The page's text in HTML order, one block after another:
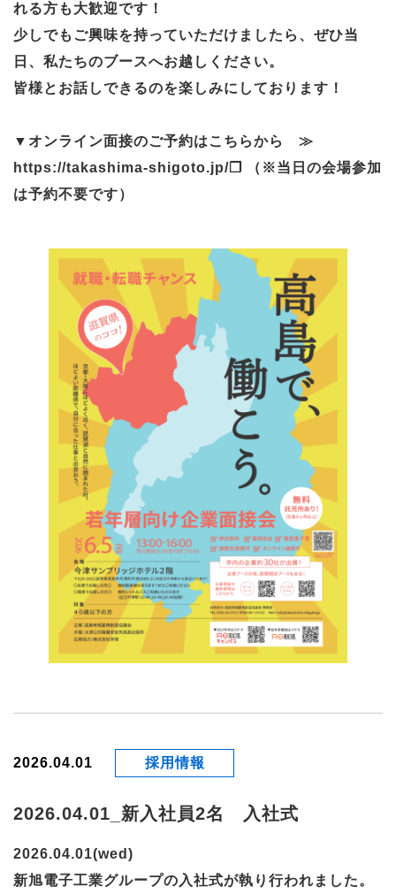
れる方も大歓迎です！
少しでもご興味を持っていただけましたら、ぜひ当
日、私たちのブースへお越しください。
皆様とお話しできるのを楽しみにしております！
▼オンライン面接のご予約はこちらから
≫
https://takashima-shigoto.jp/
（※当日の会場参加
は予約不要です）
2026.04.01 採用情報
2026.04.01_新入社員2名 入社式
2026.04.01(wed)
新旭電子工業グループの入社式が執り行われました。